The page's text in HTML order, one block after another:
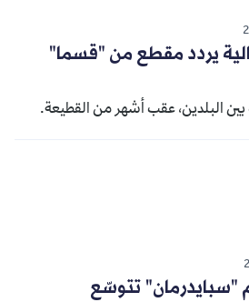
يردد مقطع من "قسما"
بين البلدين، عقب أشهر من القطيعة.
تتوسّع